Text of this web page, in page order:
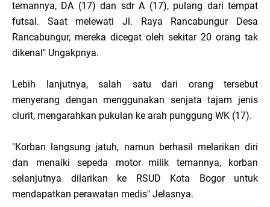
temannya, DA (17) dan sdr A (17), pulang dari tempat
futsal. Saat melewati Jl. Raya Rancabungur Desa
Rancabungur, mereka dicegat oleh sekitar 20 orang tak
dikenal" Ungakpnya.
Lebih lanjutnya, salah satu dari orang tersebut
menyerang dengan menggunakan senjata tajam jenis
clurit, mengarahkan pukulan ke arah punggung WK (17).
"Korban langsung jatuh, namun berhasil melarikan diri
dan menaiki sepeda motor milik temannya, korban
selanjutnya dilarikan ke RSUD Kota Bogor untuk
mendapatkan perawatan medis" Jelasnya.